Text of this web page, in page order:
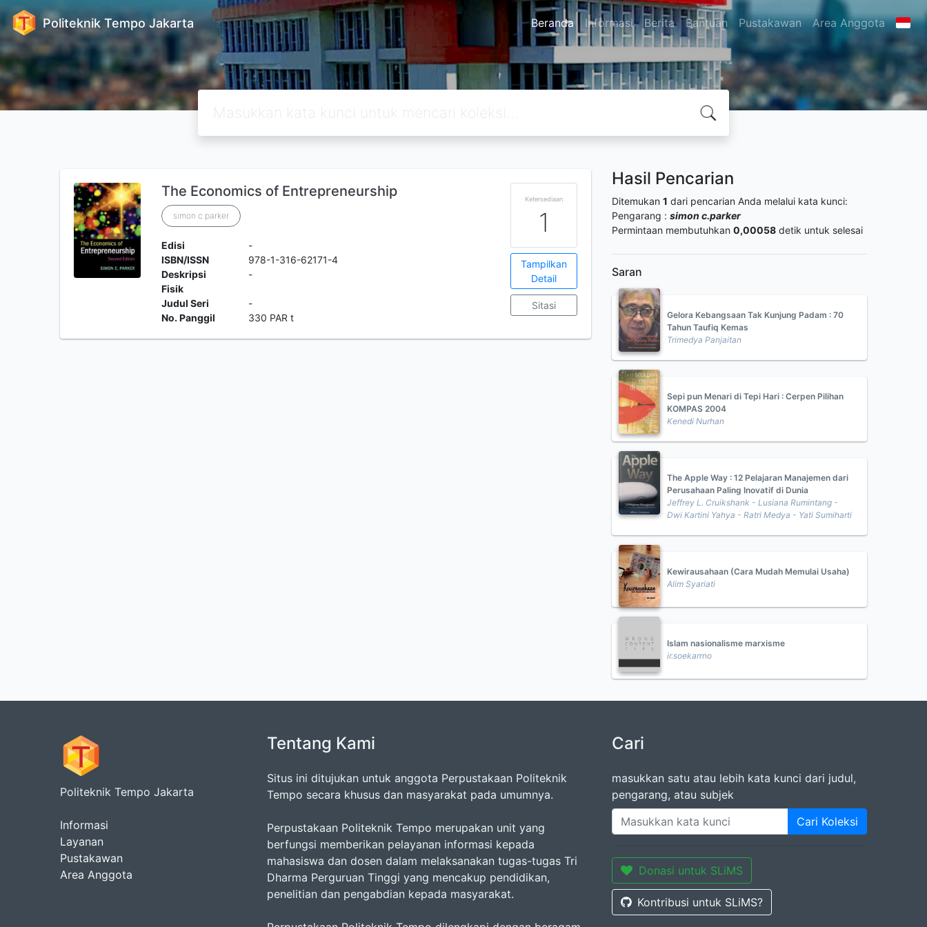
Politeknik Tempo Jakarta Beranda Informasi Berita Bantuan Pustakawan Area Anggota
The Economics of Entrepreneurship
simon c.parker
Edisi
-
ISBN/ISSN
978-1-316-62171-4
Deskripsi
Fisik
-
Judul Seri
-
No. Panggil
330 PAR t
Ketersediaan
1
Tampilkan
Detail
Sitasi
Hasil Pencarian
Ditemukan 1 dari pencarian Anda melalui kata kunci:
Pengarang : simon c.parker
Permintaan membutuhkan 0,00058 detik untuk selesai
Saran
Gelora Kebangsaan Tak Kunjung Padam : 70
Tahun Taufiq Kemas
Trimedya Panjaitan
Sepi pun Menari di Tepi Hari : Cerpen Pilihan
KOMPAS 2004
Kenedi Nurhan
The Apple Way : 12 Pelajaran Manajemen dari
Perusahaan Paling Inovatif di Dunia
Jeffrey L. Cruikshank - Lusiana Rumintang -
Dwi Kartini Yahya - Ratri Medya - Yati Sumiharti
Kewirausahaan (Cara Mudah Memulai Usaha)
Alim Syariati
Islam nasionalisme marxisme
ir.soekarrno
Politeknik Tempo Jakarta
Informasi
Layanan
Pustakawan
Area Anggota
Tentang Kami
Situs ini ditujukan untuk anggota Perpustakaan Politeknik
Tempo secara khusus dan masyarakat pada umumnya.
Perpustakaan Politeknik Tempo merupakan unit yang
berfungsi memberikan pelayanan informasi kepada
mahasiswa dan dosen dalam melaksanakan tugas-tugas Tri
Dharma Perguruan Tinggi yang mencakup pendidikan,
penelitian dan pengabdian kepada masyarakat.
Cari
masukkan satu atau lebih kata kunci dari judul,
pengarang, atau subjek
Cari Koleksi
Donasi untuk SLiMS
Kontribusi untuk SLiMS?